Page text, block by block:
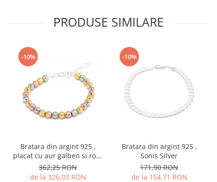
PRODUSE SIMILARE
-10%
Bratara din argint 925 ,
placat cu aur galben si rose
de 14 kt , Sonis Silver
362,25 RON
de la 326,03 RON
-10%
Bratara din argint 925 ,
Sonis Silver
171,90 RON
de la 154,71 RON